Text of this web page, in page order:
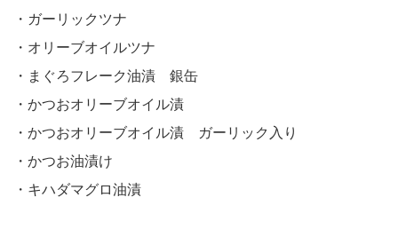
・ガーリックツナ
・オリーブオイルツナ
・まぐろフレーク油漬 銀缶
・かつおオリーブオイル漬
・かつおオリーブオイル漬 ガーリック入り
・かつお油漬け
・キハダマグロ油漬